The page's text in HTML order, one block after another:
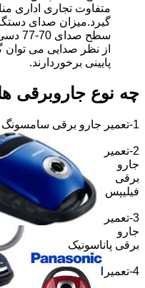
متفاوت تجاری اداری
سطح
از نظر صدایی می
پایینی برخوردارند.
چه نوع جاروبرقی
1-تعمیر جارو برقی سامسونگ
2-تعمیر
جارو
برقی
فیلیپس
3-تعمیر
جارو
برقی پاناسونیک
4-تعمیر